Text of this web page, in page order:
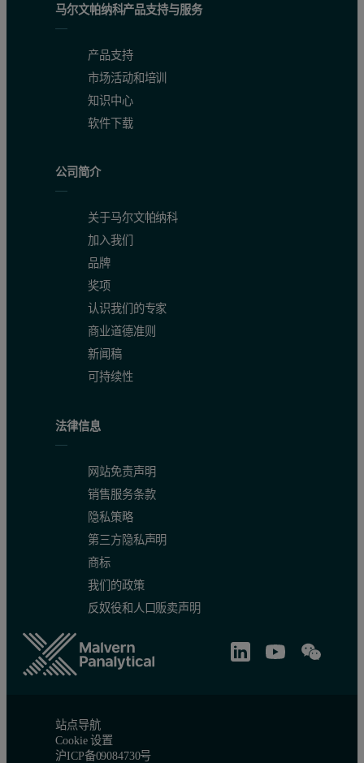
马尔文帕纳科产品支持与服务
产品支持
市场活动和培训
知识中心
软件下载
公司简介
关于马尔文帕纳科
加入我们
品牌
奖项
认识我们的专家
商业道德准则
新闻稿
可持续性
法律信息
网站免责声明
销售服务条款
隐私策略
第三方隐私声明
商标
我们的政策
反奴役和人口贩卖声明
站点导航
Cookie 设置
沪ICP备09084730号